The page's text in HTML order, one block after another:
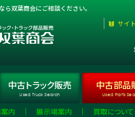
ら双葉商会にご相談ください。
サイ
中古トラック販売
Used Truck Search
中古部品
Used Parts
内 展示場案内 買取について